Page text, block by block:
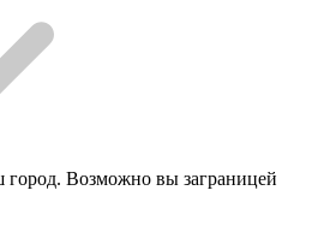
город. Возможно вы заграницей